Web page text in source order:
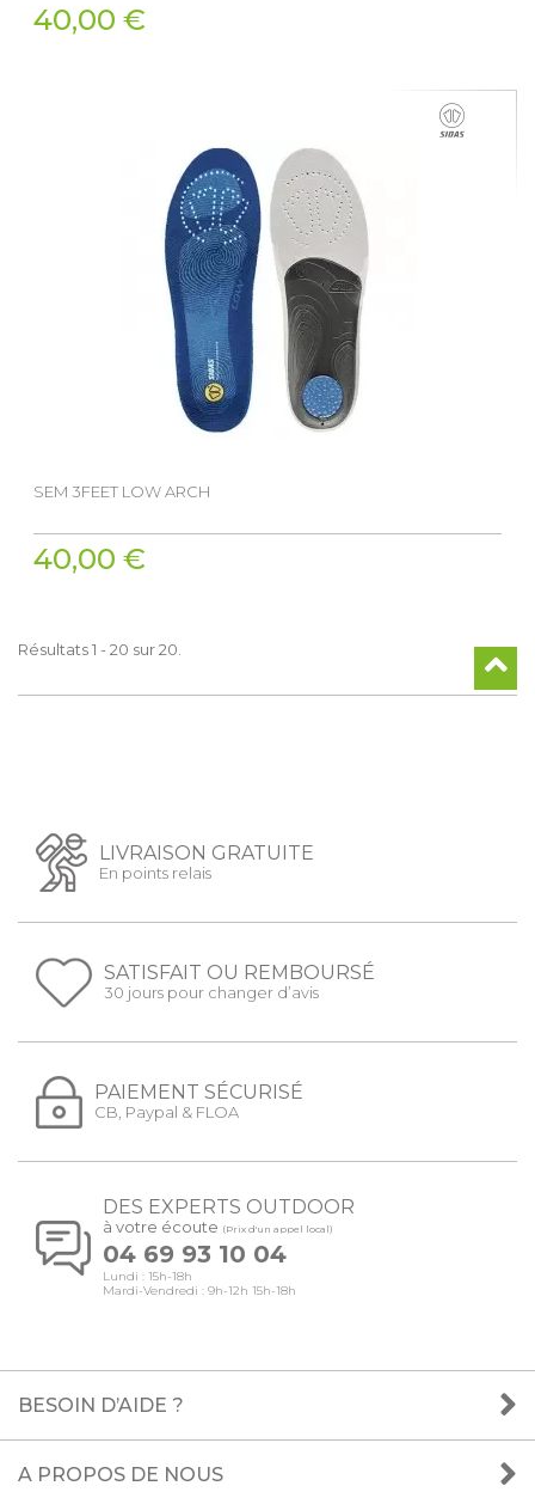
40,00 €
SEM 3FEET LOW ARCH
40,00 €
Résultats 1 - 20 sur 20.
LIVRAISON GRATUITE
En points relais
SATISFAIT OU REMBOURSÉ
30 jours pour changer d’avis
PAIEMENT SÉCURISÉ
CB, Paypal & FLOA
DES EXPERTS OUTDOOR
à votre écoute (Prix d'un appel local)
04 69 93 10 04
Lundi : 15h-18h
Mardi-Vendredi : 9h-12h 15h-18h
BESOIN D’AIDE ?
A PROPOS DE NOUS